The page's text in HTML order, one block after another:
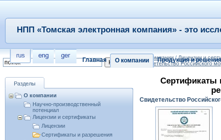
Главная О компании Продукция и решения
НПП «Томская электронная компания» - это
Разделы
О компании
Научно-производственный
потенциал
Лицензии и сертификаты
Лицензии
Сертификаты и разрешения
О компании/Лицензии и
Свидетельство Российского
Сертификаты
Свидетельство